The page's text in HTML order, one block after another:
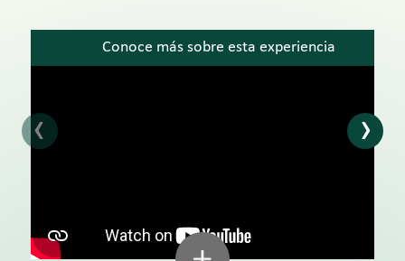
Conoce más sobre esta experiencia
‹ ›